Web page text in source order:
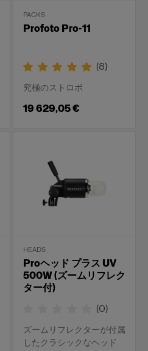
PACKS
Profoto Pro-11
(8)
究極のストロボ
19 629,05 €
HEADS
Proヘッド プラス UV
500W (ズームリフレク
ター付)
(0)
ズームリフレクターが付属
したクラシックなヘッド